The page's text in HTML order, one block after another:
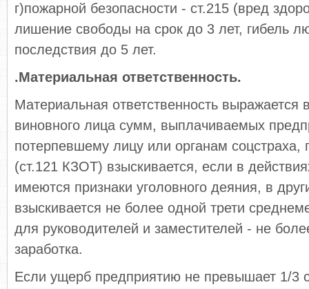
г)пожарной безопасности - ст.215 (вред
лишение свободы на срок до 3 лет, гибель
последствия до 5 лет.
.Материальная ответственность.
Материальная ответственность выражается
виновного лица сумм, выплачиваемых
потерпевшему лицу или органам соцстраха,
(ст.121 КЗОТ) взыскивается, если в
имеются признаки уголовного деяния, в
взыскивается не более одной трети
для руководителей и заместителей - не
заработка.
Если ущерб предприятию не превышает 1/3